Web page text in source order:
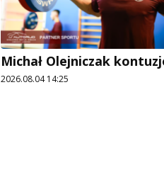
Michał Olejniczak
2026.08.04 14:25